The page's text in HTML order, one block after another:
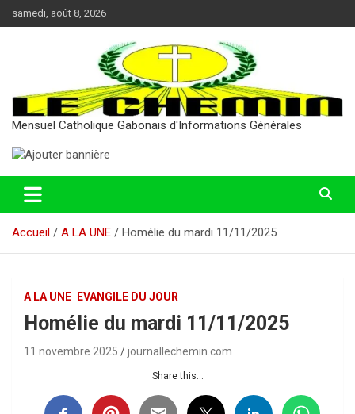
au
samedi, août 8, 2026
Mensuel Catholique Gabonais d'Informations Générales
Accueil A LA UNE Homélie du mardi 11/11/2025
A LA UNE EVANGILE DU JOUR
Homélie du mardi 11/11/2025
11 novembre 2025 journallechemin.com
Share this...